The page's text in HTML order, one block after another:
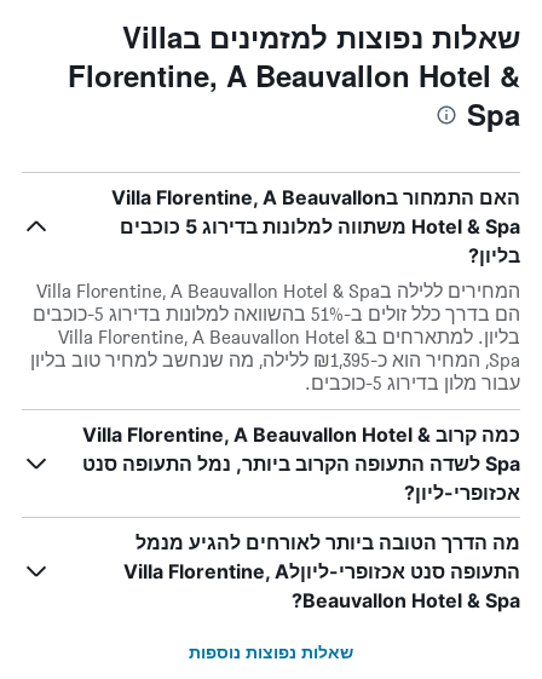
שאלות נפוצות למזמינים בVilla
Florentine, A Beauvallon Hotel &
Spa
האם התמחור בVilla Florentine, A Beauvallon
Hotel & Spa משתווה למלונות בדירוג 5 כוכבים
בליון?
המחירים ללילה בVilla Florentine, A Beauvallon Hotel & Spa
הם בדרך כלל זולים ב-51% בהשוואה למלונות בדירוג 5-כוכבים
בליון. למתארחים בVilla Florentine, A Beauvallon Hotel &
Spa, המחיר הוא כ-₪1,395 ללילה, מה שנחשב למחיר טוב בליון
עבור מלון בדירוג 5-כוכבים.
כמה קרוב Villa Florentine, A Beauvallon Hotel &
Spa לשדה התעופה הקרוב ביותר, נמל התעופה סנט
אכזופרי-ליון?
מה הדרך הטובה ביותר לאורחים להגיע מנמל
התעופה סנט אכזופרי-ליוןלVilla Florentine, A
Beauvallon Hotel & Spa?
שאלות נפוצות נוספות